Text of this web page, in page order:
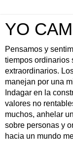
YO
Pensamos y
tiempos ordinarios
extraordinarios.
manejan por una
Indagar en la
valores no
muchos, anhelar
sobre personas y
hacia un mundo